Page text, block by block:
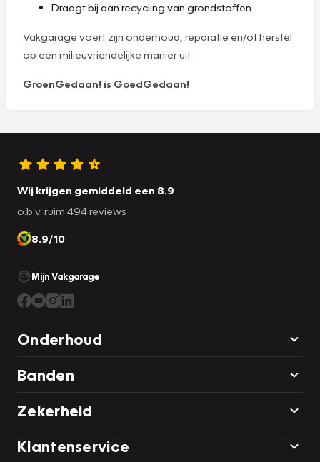
Draagt bij aan recycling van grondstoffen
Vakgarage voert zijn onderhoud, reparatie en/of herstel
op een milieuvriendelijke manier uit.
GroenGedaan! is GoedGedaan!
Wij krijgen gemiddeld een 8.9
o.b.v. ruim 494 reviews
8.9/10
Mijn Vakgarage
Onderhoud
Banden
Zekerheid
Klantenservice